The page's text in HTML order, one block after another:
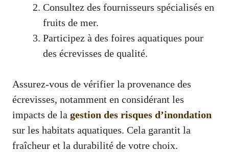
Consultez des fournisseurs spécialisés en
fruits de mer.
Participez à des foires aquatiques pour
des écrevisses de qualité.
Assurez-vous de vérifier la provenance des
écrevisses, notamment en considérant les
impacts de la gestion des risques d’inondation
sur les habitats aquatiques. Cela garantit la
fraîcheur et la durabilité de votre choix.